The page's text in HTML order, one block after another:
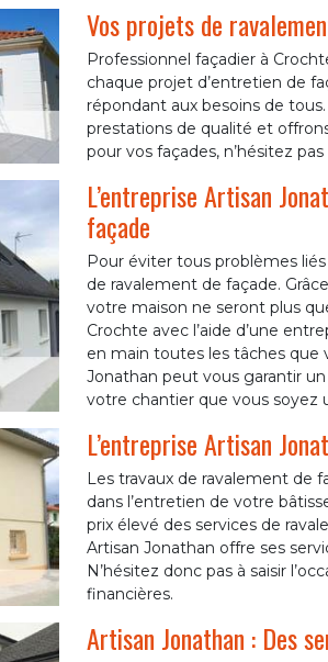
Vos projets de
Professionnel façadier à
chaque projet d’entretien de
répondant aux besoins de
prestations de qualité et
pour vos façades, n’hésitez
L’entreprise Artisan
façade
Pour éviter tous problèmes
de ravalement de façade.
votre maison ne seront plus
Crochte avec l’aide d’une
en main toutes les tâches que
Jonathan peut vous garantir un
votre chantier que vous soyez
L’entreprise Artisan
Les travaux de ravalement de
dans l’entretien de votre
prix élevé des services de
Artisan Jonathan offre ses
N’hésitez donc pas à saisir
financières.
Artisan Jonathan : Des